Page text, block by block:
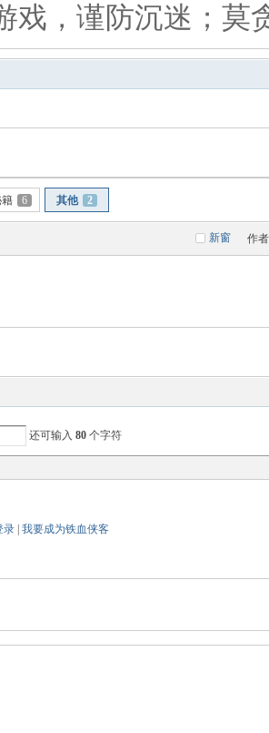
戏，谨防沉迷；莫
6 其他 2
新窗 作者
还可输入 80 个字符
录| 我要成为铁血侠客